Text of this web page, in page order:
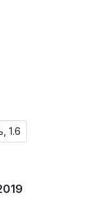
1.6